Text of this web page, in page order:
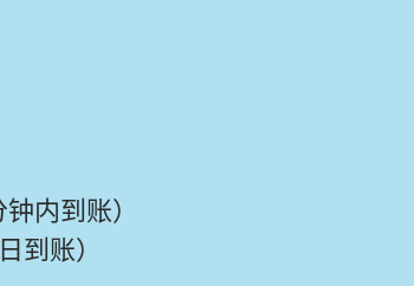
钟内到账）
到账）